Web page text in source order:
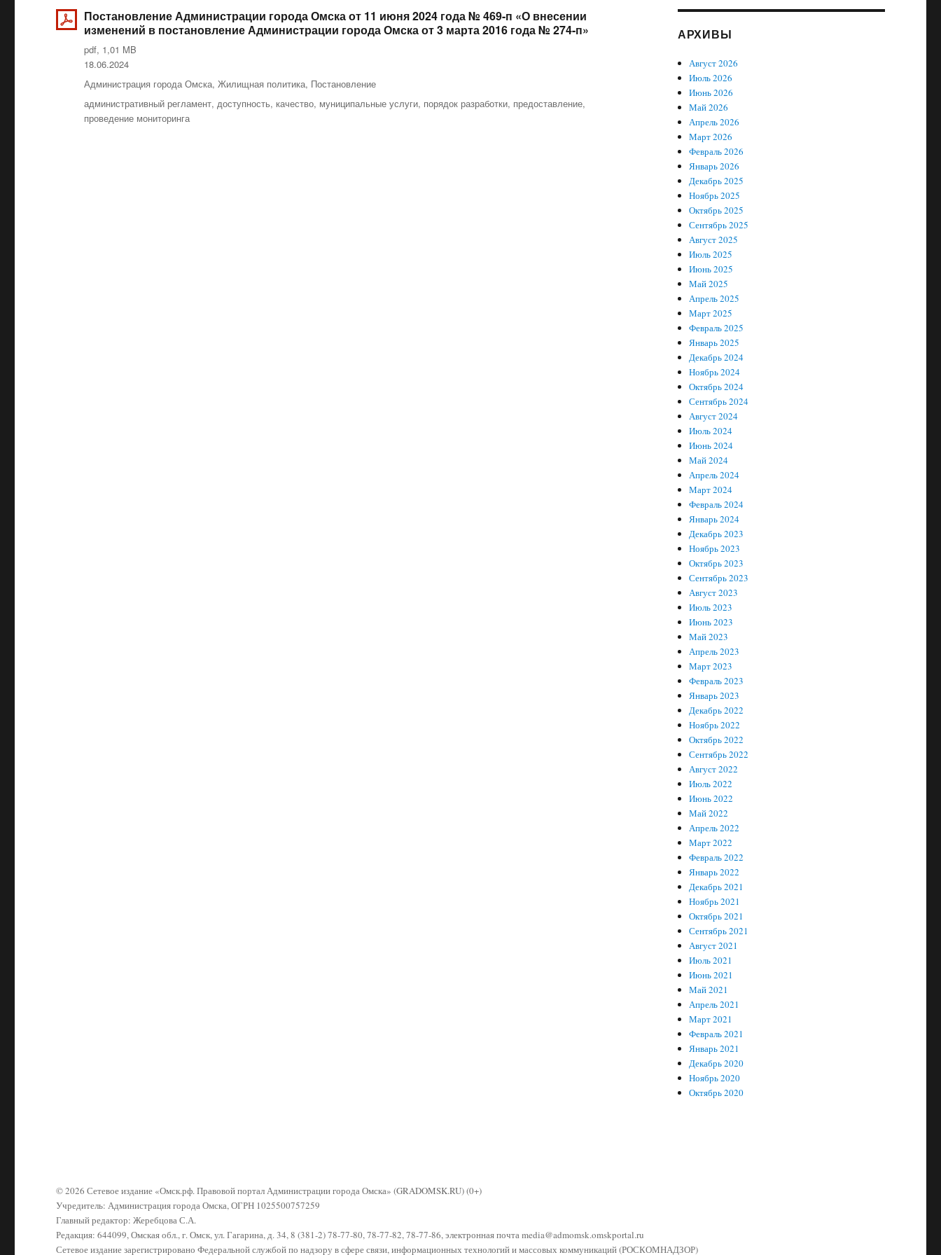
Постановление Администрации города Омска от 11 июня 2024 года № 469-п «О внесении
изменений в постановление Администрации города Омска от 3 марта 2016 года № 274-п»
pdf, 1,01 MB
Опубликовано
18.06.2024
Рубрики
Администрация города Омска,Жилищная политика, Постановление
Метки
административный регламент,доступность, качество, муниципальные услуги, порядок разработки, предоставление,
проведение мониторинга
АРХИВЫ
Август 2026
Июль 2026
Июнь 2026
Май 2026
Апрель 2026
Март 2026
Февраль 2026
Январь 2026
Декабрь 2025
Ноябрь 2025
Октябрь 2025
Сентябрь 2025
Август 2025
Июль 2025
Июнь 2025
Май 2025
Апрель 2025
Март 2025
Февраль 2025
Январь 2025
Декабрь 2024
Ноябрь 2024
Октябрь 2024
Сентябрь 2024
Август 2024
Июль 2024
Июнь 2024
Май 2024
Апрель 2024
Март 2024
Февраль 2024
Январь 2024
Декабрь 2023
Ноябрь 2023
Октябрь 2023
Сентябрь 2023
Август 2023
Июль 2023
Июнь 2023
Май 2023
Апрель 2023
Март 2023
Февраль 2023
Январь 2023
Декабрь 2022
Ноябрь 2022
Октябрь 2022
Сентябрь 2022
Август 2022
Июль 2022
Июнь 2022
Май 2022
Апрель 2022
Март 2022
Февраль 2022
Январь 2022
Декабрь 2021
Ноябрь 2021
Октябрь 2021
Сентябрь 2021
Август 2021
Июль 2021
Июнь 2021
Май 2021
Апрель 2021
Март 2021
Февраль 2021
Январь 2021
Декабрь 2020
Ноябрь 2020
Октябрь 2020
© 2026 Сетевое издание «Омск.рф. Правовой портал Администрации города Омска» (GRADOMSK.RU) (0+)
Учредитель: Администрация города Омска, ОГРН 1025500757259
Главный редактор: Жеребцова С.А.
Редакция: 644099, Омская обл., г. Омск, ул. Гагарина, д. 34, 8 (381-2) 78-77-80, 78-77-82, 78-77-86, электронная почтаmedia@admomsk.omskportal.ru
Сетевое издание зарегистрировано Федеральной службой по надзору в сфере связи, информационных технологий и массовых коммуникаций (РОСКОМНАДЗОР)